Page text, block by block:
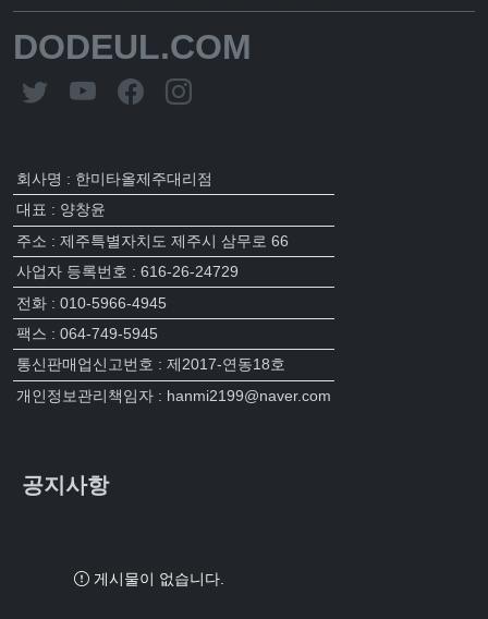
DODEUL.COM
회사명 : 한미타올제주대리점
대표 : 양창윤
주소 : 제주특별자치도 제주시 삼무로 66
사업자 등록번호 : 616-26-24729
전화 : 010-5966-4945
팩스 : 064-749-5945
통신판매업신고번호 : 제2017-연동18호
개인정보관리책임자 : hanmi2199@naver.com
공지사항
게시물이 없습니다.